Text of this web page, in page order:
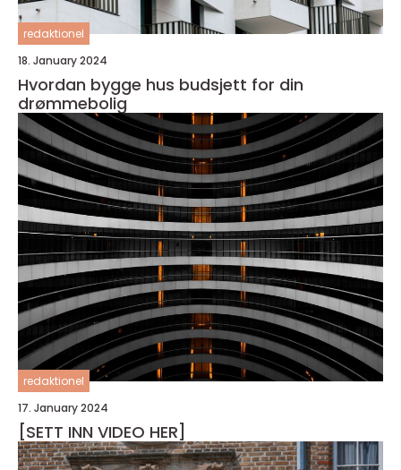
redaktionel
18. January 2024
Hvordan bygge hus budsjett for din
drømmebolig
redaktionel
17. January 2024
[SETT INN VIDEO HER]